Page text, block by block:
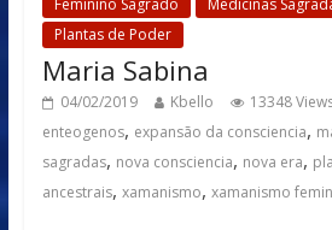
Feminino Sagrado
Medicinas
Plantas de Poder
Maria Sabina
04/02/2019 Kbello 13348
enteogenos, expansão da consciencia,
sagradas, nova consciencia, nova era,
ancestrais, xamanismo, xamanismo